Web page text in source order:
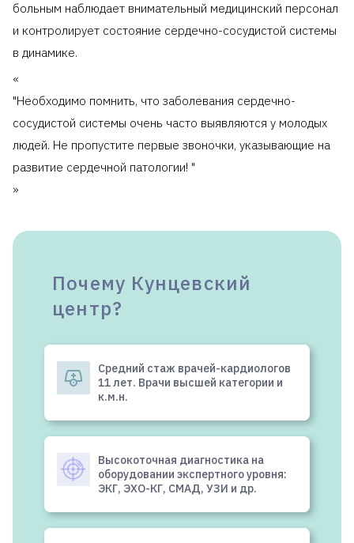
больным наблюдает внимательный медицинский персонал
и контролирует состояние сердечно-сосудистой системы
в динамике.
«
Необходимо помнить, что заболевания сердечно-
сосудистой системы очень часто выявляются у молодых
людей. Не пропустите первые звоночки, указывающие на
развитие сердечной патологии!
»
Почему Кунцевский
центр?
Средний стаж врачей-кардиологов
11 лет. Врачи высшей категории и
к.м.н.
Высокоточная диагностика на
оборудовании экспертного уровня:
ЭКГ, ЭХО-КГ, СМАД, УЗИ и др.